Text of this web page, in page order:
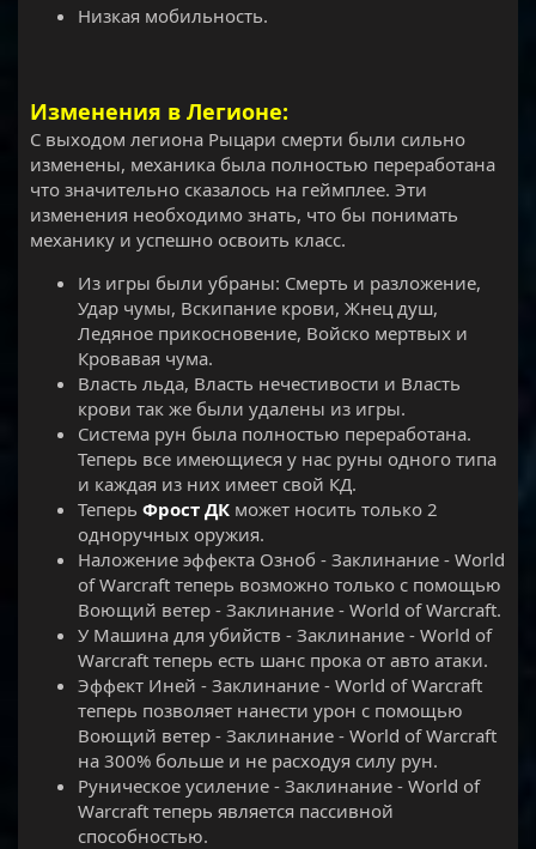
Низкая мобильность.
Изменения в Легионе:
С выходом легиона Рыцари смерти были сильно
изменены, механика была полностью переработана
что значительно сказалось на геймплее. Эти
изменения необходимо знать, что бы понимать
механику и успешно освоить класс.
Из игры были убраны: Смерть и разложение,
Удар чумы, Вскипание крови, Жнец душ,
Ледяное прикосновение, Войско мертвых и
Кровавая чума.
Власть льда, Власть нечестивости и Власть
крови так же были удалены из игры.
Система рун была полностью переработана.
Теперь все имеющиеся у нас руны одного типа
и каждая из них имеет свой КД.
Теперь Фрост ДК может носить только 2
одноручных оружия.
Наложение эффекта Озноб - Заклинание - World
of Warcraft теперь возможно только с помощью
Воющий ветер - Заклинание - World of Warcraft.
У Машина для убийств - Заклинание - World of
Warcraft теперь есть шанс прока от авто атаки.
Эффект Иней - Заклинание - World of Warcraft
теперь позволяет нанести урон с помощью
Воющий ветер - Заклинание - World of Warcraft
на 300% больше и не расходуя силу рун.
Руническое усиление - Заклинание - World of
Warcraft теперь является пассивной
способностью.